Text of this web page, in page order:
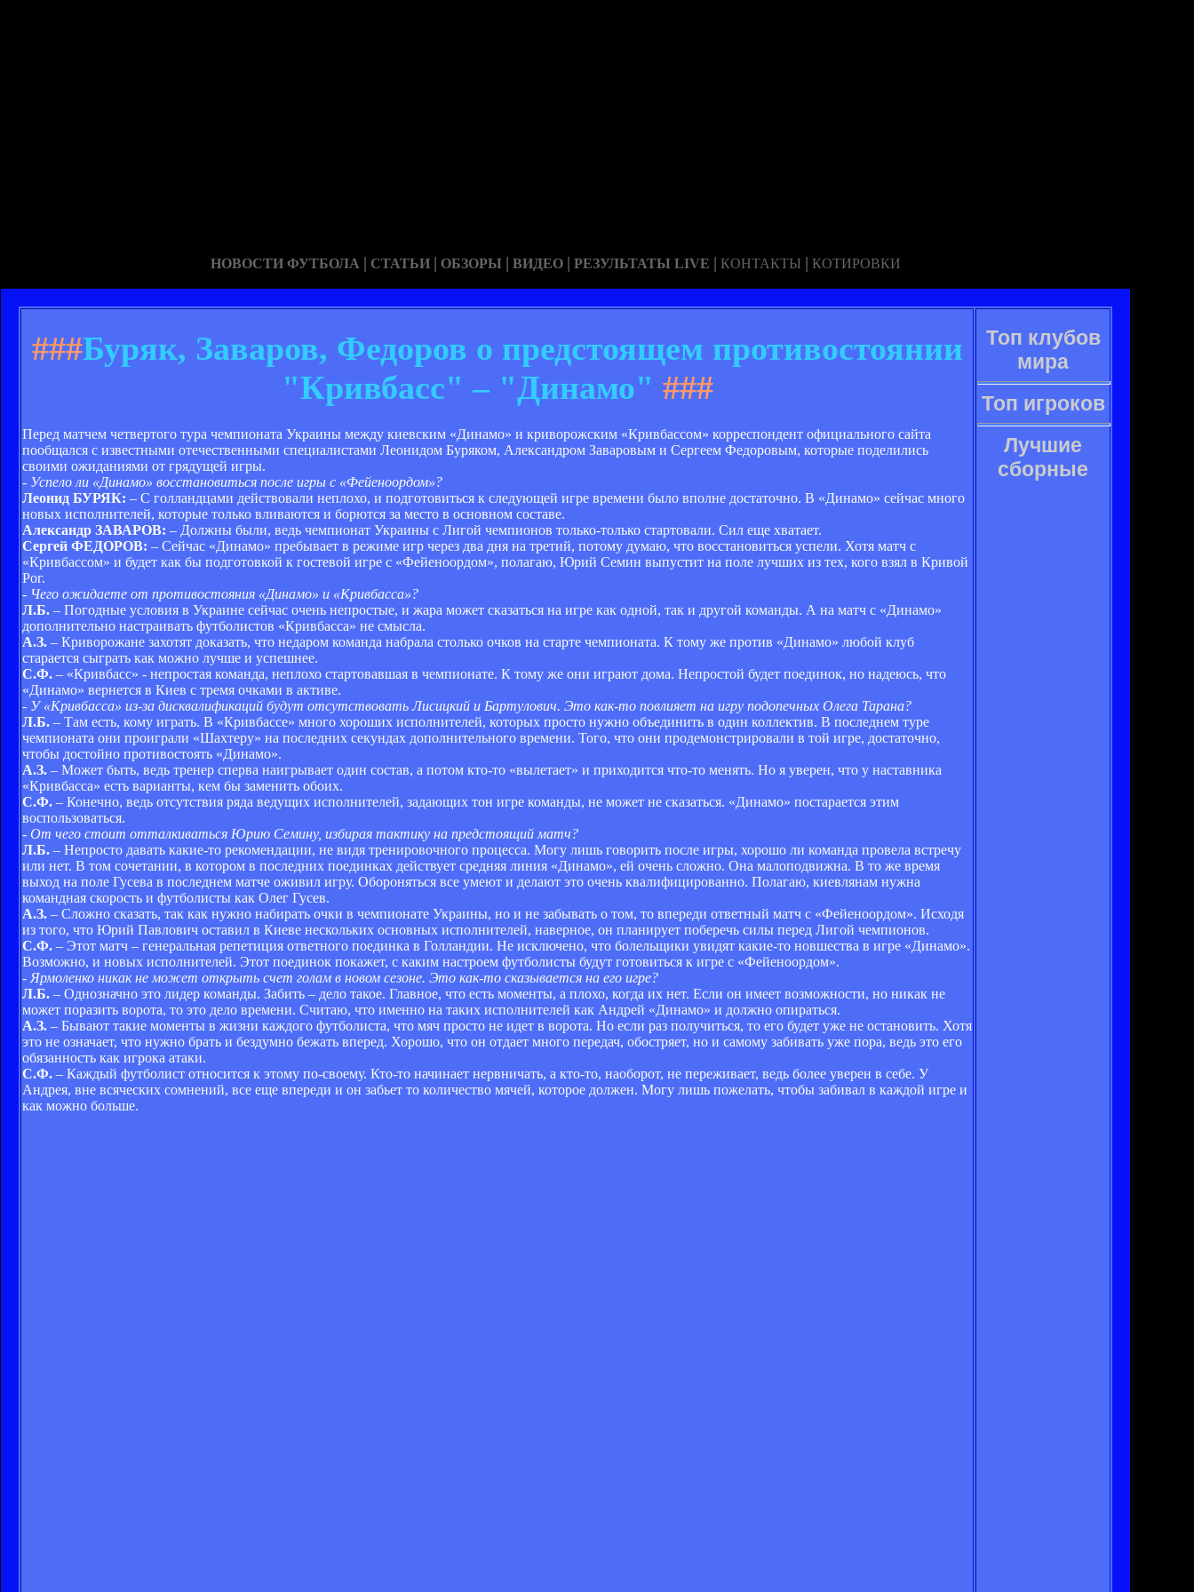
НОВОСТИ ФУТБОЛА | СТАТЬИ | ОБЗОРЫ | ВИДЕО | РЕЗУЛЬТАТЫ LIVE | КОНТАКТЫ | КОТИРОВКИ
###Буряк, Заваров, Федоров о предстоящем противостоянии
"Кривбасс" – "Динамо" ###
Перед матчем четвертого тура чемпионата Украины между киевским «Динамо» и криворожским «Кривбассом» корреспондент официального сайта
пообщался с известными отечественными специалистами Леонидом Буряком, Александром Заваровым и Сергеем Федоровым, которые поделились
своими ожиданиями от грядущей игры.
- Успело ли «Динамо» восстановиться после игры с «Фейеноордом»?
Леонид БУРЯК: – С голландцами действовали неплохо, и подготовиться к следующей игре времени было вполне достаточно. В «Динамо» сейчас много
новых исполнителей, которые только вливаются и борются за место в основном составе.
Александр ЗАВАРОВ: – Должны были, ведь чемпионат Украины с Лигой чемпионов только-только стартовали. Сил еще хватает.
Сергей ФЕДОРОВ: – Сейчас «Динамо» пребывает в режиме игр через два дня на третий, потому думаю, что восстановиться успели. Хотя матч с
«Кривбассом» и будет как бы подготовкой к гостевой игре с «Фейеноордом», полагаю, Юрий Семин выпустит на поле лучших из тех, кого взял в Кривой
Рог.
- Чего ожидаете от противостояния «Динамо» и «Кривбасса»?
Л.Б. – Погодные условия в Украине сейчас очень непростые, и жара может сказаться на игре как одной, так и другой команды. А на матч с «Динамо»
дополнительно настраивать футболистов «Кривбасса» не смысла.
А.З. – Криворожане захотят доказать, что недаром команда набрала столько очков на старте чемпионата. К тому же против «Динамо» любой клуб
старается сыграть как можно лучше и успешнее.
С.Ф. – «Кривбасс» - непростая команда, неплохо стартовавшая в чемпионате. К тому же они играют дома. Непростой будет поединок, но надеюсь, что
«Динамо» вернется в Киев с тремя очками в активе.
- У «Кривбасса» из-за дисквалификаций будут отсутствовать Лисицкий и Бартулович. Это как-то повлияет на игру подопечных Олега Тарана?
Л.Б. – Там есть, кому играть. В «Кривбассе» много хороших исполнителей, которых просто нужно объединить в один коллектив. В последнем туре
чемпионата они проиграли «Шахтеру» на последних секундах дополнительного времени. Того, что они продемонстрировали в той игре, достаточно,
чтобы достойно противостоять «Динамо».
А.З. – Может быть, ведь тренер сперва наигрывает один состав, а потом кто-то «вылетает» и приходится что-то менять. Но я уверен, что у наставника
«Кривбасса» есть варианты, кем бы заменить обоих.
С.Ф. – Конечно, ведь отсутствия ряда ведущих исполнителей, задающих тон игре команды, не может не сказаться. «Динамо» постарается этим
воспользоваться.
- От чего стоит отталкиваться Юрию Семину, избирая тактику на предстоящий матч?
Л.Б. – Непросто давать какие-то рекомендации, не видя тренировочного процесса. Могу лишь говорить после игры, хорошо ли команда провела встречу
или нет. В том сочетании, в котором в последних поединках действует средняя линия «Динамо», ей очень сложно. Она малоподвижна. В то же время
выход на поле Гусева в последнем матче оживил игру. Обороняться все умеют и делают это очень квалифицированно. Полагаю, киевлянам нужна
командная скорость и футболисты как Олег Гусев.
А.З. – Сложно сказать, так как нужно набирать очки в чемпионате Украины, но и не забывать о том, то впереди ответный матч с «Фейеноордом». Исходя
из того, что Юрий Павлович оставил в Киеве нескольких основных исполнителей, наверное, он планирует поберечь силы перед Лигой чемпионов.
С.Ф. – Этот матч – генеральная репетиция ответного поединка в Голландии. Не исключено, что болельщики увидят какие-то новшества в игре «Динамо».
Возможно, и новых исполнителей. Этот поединок покажет, с каким настроем футболисты будут готовиться к игре с «Фейеноордом».
- Ярмоленко никак не может открыть счет голам в новом сезоне. Это как-то сказывается на его игре?
Л.Б. – Однозначно это лидер команды. Забить – дело такое. Главное, что есть моменты, а плохо, когда их нет. Если он имеет возможности, но никак не
может поразить ворота, то это дело времени. Считаю, что именно на таких исполнителей как Андрей «Динамо» и должно опираться.
А.З. – Бывают такие моменты в жизни каждого футболиста, что мяч просто не идет в ворота. Но если раз получиться, то его будет уже не остановить. Хотя
это не означает, что нужно брать и бездумно бежать вперед. Хорошо, что он отдает много передач, обостряет, но и самому забивать уже пора, ведь это его
обязанность как игрока атаки.
С.Ф. – Каждый футболист относится к этому по-своему. Кто-то начинает нервничать, а кто-то, наоборот, не переживает, ведь более уверен в себе. У
Андрея, вне всяческих сомнений, все еще впереди и он забьет то количество мячей, которое должен. Могу лишь пожелать, чтобы забивал в каждой игре и
как можно больше.
Топ клубов
мира
Топ игроков
Лучшие
сборные